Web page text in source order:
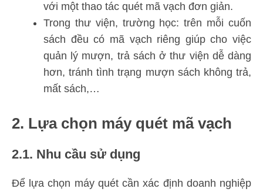
với một thao tác quét mã vạch đơn giản.
Trong thư viện, trường học: trên mỗi cuốn
sách đều có mã vạch riêng giúp cho việc
quản lý mượn, trả sách ở thư viện dễ dàng
hơn, tránh tình trạng mượn sách không trả,
mất sách,…
2. Lựa chọn máy quét mã vạch
2.1. Nhu cầu sử dụng
Để lựa chọn máy quét cần xác định doanh nghiệp